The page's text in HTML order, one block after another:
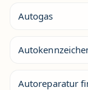
Autogas
Autoreparatur